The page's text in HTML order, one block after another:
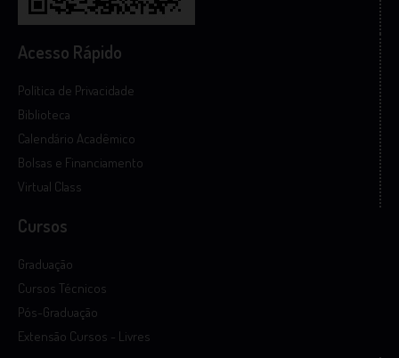
Acesso Rápido
Política de Privacidade
Biblioteca
Calendário Acadêmico
Bolsas e Financiamento
Virtual Class
Cursos
Graduação
Cursos Técnicos
Pós-Graduação
Extensão Cursos - Livres